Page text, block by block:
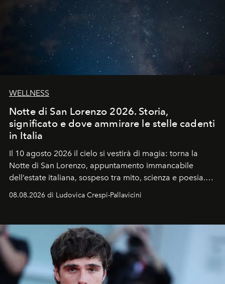
WELLNESS
Notte di San Lorenzo 2026. Storia,
significato e dove ammirare le stelle cadenti
in Italia
Il 10 agosto 2026 il cielo si vestirà di magia: torna la
Notte di San Lorenzo, appuntamento immancabile
dell’estate italiana, sospeso tra mito, scienza e poesia.
Sarà il momento in cui gli occhi si alzano verso la volta
celeste per seguire il passaggio delle
all’universo i desideri più segreti
08.08.2026 di Ludovica Crespi-Pallavicini